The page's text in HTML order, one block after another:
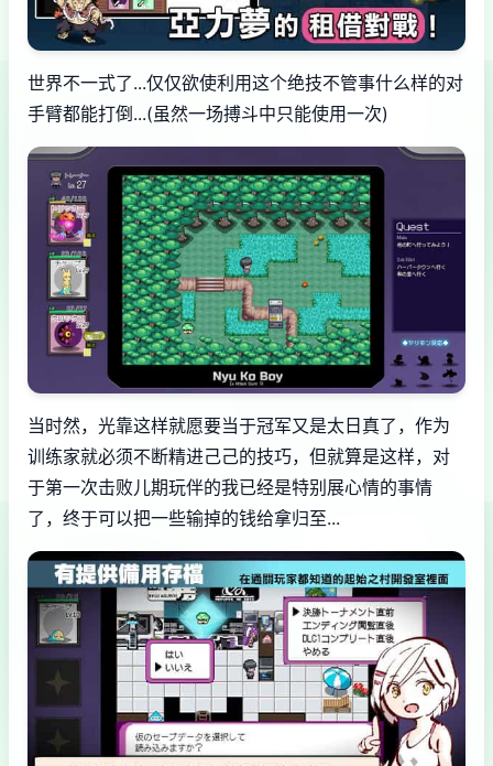
世界不一式了...仅仅欲使利用这个绝技不管事什么样的对
手臂都能打倒...(虽然一场搏斗中只能使用一次)
当时然，光靠这样就愿要当于冠军又是太日真了，作为
训练家就必须不断精进己己的技巧，但就算是这样，对
于第一次击败儿期玩伴的我已经是特别展心情的事情
了，终于可以把一些输掉的钱给拿归至...